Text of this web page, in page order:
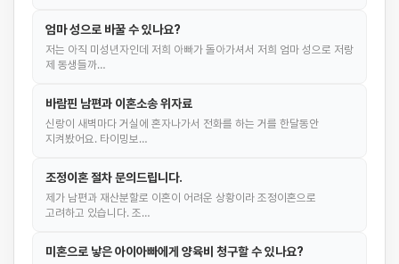
엄마 성으로 바꿀 수 있나요?
저는 아직 미성년자인데 저희 아빠가 돌아가셔서 저희 엄마 성으로 저랑
제 동생들까…
바람핀 남편과 이혼소송 위자료
신랑이 새벽마다 거실에 혼자나가서 전화를 하는 거를 한달동안
지켜봤어요. 타이밍보…
조정이혼 절차 문의드립니다.
제가 남편과 재산분할로 이혼이 어려운 상황이라 조정이혼으로
고려하고 있습니다. 조…
미혼으로 낳은 아이아빠에게 양육비 청구할 수 있나요?